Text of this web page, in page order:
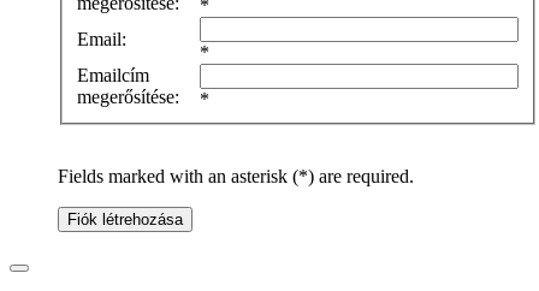
*
Email:
*
Emailcím
megerősítése:
*
Fields marked with an asterisk (*) are required.
Fiók létrehozása